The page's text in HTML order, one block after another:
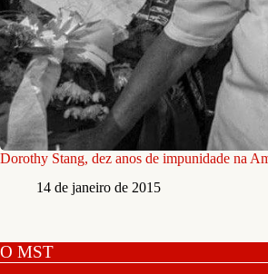
Dorothy Stang, dez anos de impunidade na
14 de janeiro de 2015
O MST